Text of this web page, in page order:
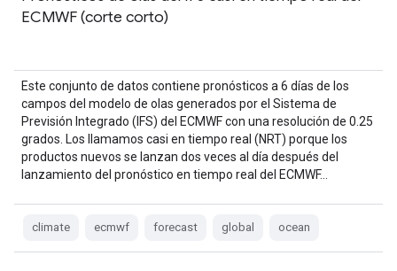
ECMWF (corte corto)
Este conjunto de datos contiene pronósticos a 6 días de los
campos del modelo de olas generados por el Sistema de
Previsión Integrado (IFS) del ECMWF con una resolución de 0.25
grados. Los llamamos casi en tiempo real (NRT) porque los
productos nuevos se lanzan dos veces al día después del
lanzamiento del pronóstico en tiempo real del ECMWF…
climate ecmwf forecast global ocean